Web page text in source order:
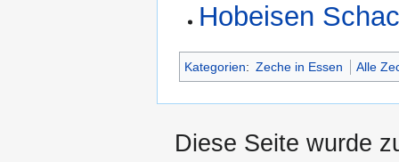
Hobeisen
Kategorien: Zeche in Essen Alle
Diese Seite wurde